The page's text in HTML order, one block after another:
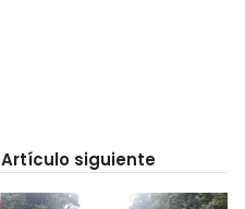
Artículo siguiente